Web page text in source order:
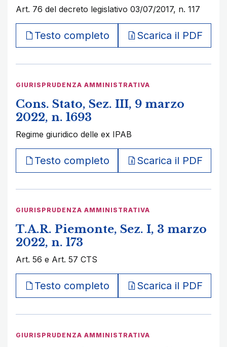
Art. 76 del decreto legislativo 03/07/2017, n. 117
Testo completo Scarica il PDF
GIURISPRUDENZA AMMINISTRATIVA
Cons. Stato, Sez. III, 9 marzo
2022, n. 1693
Regime giuridico delle ex IPAB
Testo completo Scarica il PDF
GIURISPRUDENZA AMMINISTRATIVA
T.A.R. Piemonte, Sez. I, 3 marzo
2022, n. 173
Art. 56 e Art. 57 CTS
Testo completo Scarica il PDF
GIURISPRUDENZA AMMINISTRATIVA